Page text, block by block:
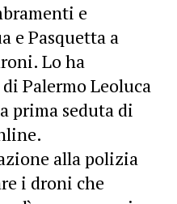
e
e Pasquetta a
Lo ha
Palermo Leoluca
prima seduta di
alla polizia
i droni che